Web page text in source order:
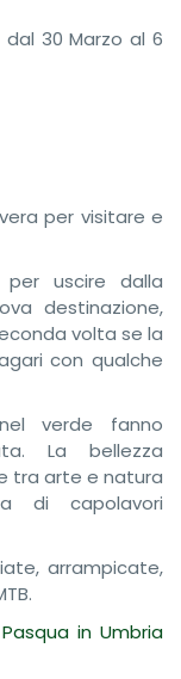
30 Marzo al 6
per visitare e
uscire dalla
destinazione,
volta se la
con qualche
verde fanno
La bellezza
tra arte e natura
di capolavori
arrampicate,
in Umbria